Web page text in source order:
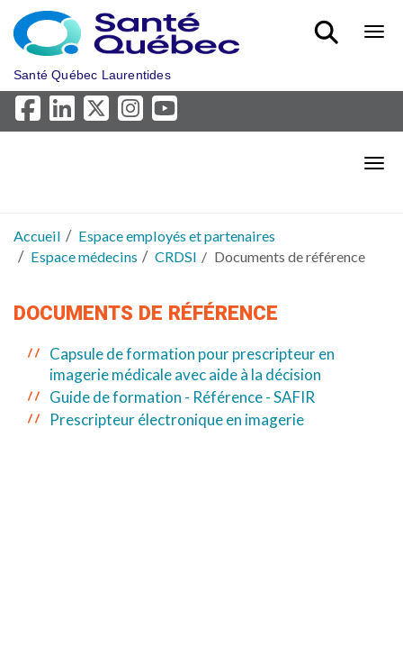
Aller au menu principal
Santé Québec Laurentides
Accueil
Espace employés et partenaires
Espace médecins
CRDSI Documents de référence
DOCUMENTS DE RÉFÉRENCE
Capsule de formation pour prescripteur en
imagerie médicale avec aide à la décision
Guide de formation - Référence - SAFIR
Prescripteur électronique en imagerie